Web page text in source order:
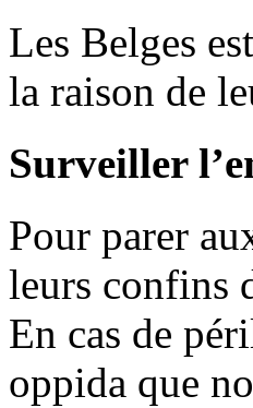
Les Belges
la raison de
Surveiller
Pour parer
leurs confins
En cas de
oppida que